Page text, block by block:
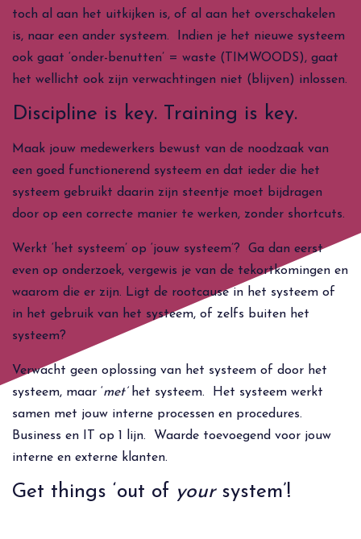
toch al aan het uitkijken is, of al aan het overschakelen
is, naar een ander systeem. Indien je het nieuwe systeem
ook gaat ‘onder-benutten’ = waste (TIMWOODS), gaat
het wellicht ook zijn verwachtingen niet (blijven) inlossen.
Discipline is key. Training is key.
Maak jouw medewerkers bewust van de noodzaak van
een goed functionerend systeem en dat ieder die het
systeem gebruikt daarin zijn steentje moet bijdragen
door op een correcte manier te werken, zonder shortcuts.
Werkt ‘het systeem’ op ‘jouw systeem’? Ga dan eerst
even op onderzoek, vergewis je van de tekortkomingen en
waarom die er zijn. Ligt de rootcause in het systeem of
in het gebruik van het systeem, of zelfs buiten het
systeem?
Verwacht geen oplossing van het systeem of door het
systeem, maar ‘met’het systeem. Het systeem werkt
samen met jouw interne processen en procedures.
Business en IT op 1 lijn. Waarde toevoegend voor jouw
interne en externe klanten.
Get things ‘out of your system’!